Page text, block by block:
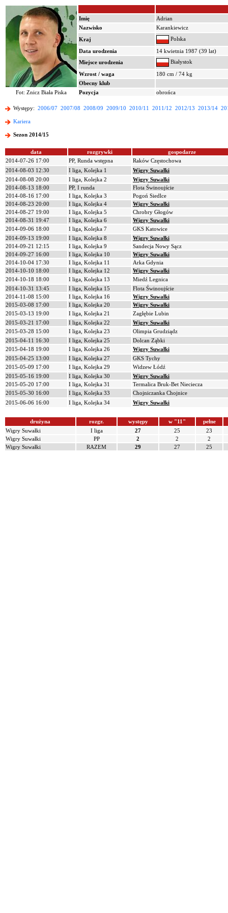
Imię
Adrian
Nazwisko
Karankiewicz
Kraj
Polska
Data urodzenia
14 kwietnia 1987 (39 lat)
Miejsce urodzenia
Białystok
Wzrost / waga
180 cm / 74 kg
Obecny klub
Fot: Znicz Biała Piska
Pozycja obrońca
Występy: 2006/07 2007/08 2008/09 2009/10 2010/11 2011/12 2012/13 2013/14
Kariera
Sezon 2014/15
data rozgrywki
gospodarze
2014-07-26 17:00
PP, Runda wstępna
Raków Częstochowa
2014-08-03 12:30
I liga, Kolejka 1
Wigry Suwałki
2014-08-08 20:00
I liga, Kolejka 2
Wigry Suwałki
2014-08-13 18:00
PP, I runda
Flota Świnoujście
2014-08-16 17:00
I liga, Kolejka 3
Pogoń Siedlce
2014-08-23 20:00
I liga, Kolejka 4
Wigry Suwałki
2014-08-27 19:00
I liga, Kolejka 5
Chrobry Głogów
2014-08-31 19:47
I liga, Kolejka 6
Wigry Suwałki
2014-09-06 18:00
I liga, Kolejka 7
GKS Katowice
2014-09-13 19:00
I liga, Kolejka 8
Wigry Suwałki
2014-09-21 12:15
I liga, Kolejka 9
Sandecja Nowy Sącz
2014-09-27 16:00
I liga, Kolejka 10
Wigry Suwałki
2014-10-04 17:30
I liga, Kolejka 11
Arka Gdynia
2014-10-10 18:00
I liga, Kolejka 12
Wigry Suwałki
2014-10-18 18:00
I liga, Kolejka 13
Miedź Legnica
2014-10-31 13:45
I liga, Kolejka 15
Flota Świnoujście
2014-11-08 15:00
I liga, Kolejka 16
Wigry Suwałki
2015-03-08 17:00
I liga, Kolejka 20
Wigry Suwałki
2015-03-13 19:00
I liga, Kolejka 21
Zagłębie Lubin
2015-03-21 17:00
I liga, Kolejka 22
Wigry Suwałki
2015-03-28 15:00
I liga, Kolejka 23
Olimpia Grudziądz
2015-04-11 16:30
I liga, Kolejka 25
Dolcan Ząbki
2015-04-18 19:00
I liga, Kolejka 26
Wigry Suwałki
2015-04-25 13:00
I liga, Kolejka 27
GKS Tychy
2015-05-09 17:00
I liga, Kolejka 29
Widzew Łódź
2015-05-16 19:00
I liga, Kolejka 30
Wigry Suwałki
2015-05-20 17:00
I liga, Kolejka 31
Termalica Bruk-Bet Nieciecza
2015-05-30 16:00
I liga, Kolejka 33
Chojniczanka Chojnice
2015-06-06 16:00
I liga, Kolejka 34 Wigry Suwałki
drużyna rozgr. występy w "11"
pełne
Wigry Suwałki
I liga 27 25
23
Wigry Suwałki
PP 2 2
2
Wigry Suwałki
RAZEM 29 27 25